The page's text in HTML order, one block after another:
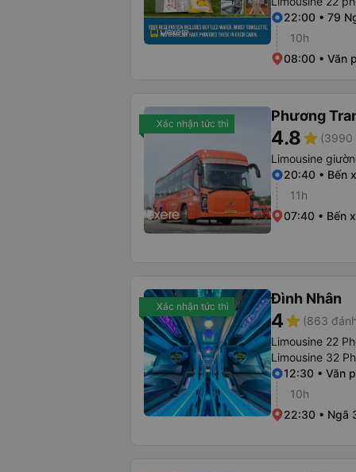
22:00 • 79
10h
08:00 • Văn
Xác nhận tức thì Phương
4.8star (3990
Limousine
20:40 • Bến
11h
07:40 • Bến
Xác nhận tức thì Đình Nhân
4star (863
Limousine 22
Limousine 32
12:30 • Văn
10h
22:30 • Ngã